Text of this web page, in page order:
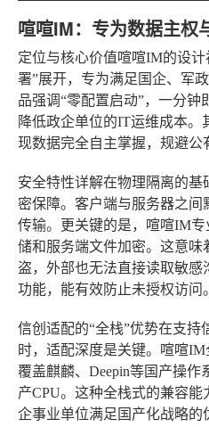
喧喧IM：专为数据主权
定位与核心价值喧喧IM的设计
署”展开，专为满足国企、军
品强调“零配置启动”，一分钟
降低政企单位的IT运维成本。
现数据完全自主掌握，规避公
安全特性详解在物理隔离的基
密保障。客户端与服务器之间
传输。更关键的是，喧喧IM
储和服务端文件加密。这意味
盗，外部也无法直接读取敏感
功能，能有效防止未授权访问。
信创适配的“全栈”优势在支持
时，适配深度是关键。喧喧IM
覆盖麒麟、Deepin等国产操作
产CPU。这种全栈式的兼容能
企事业单位满足国产化战略的